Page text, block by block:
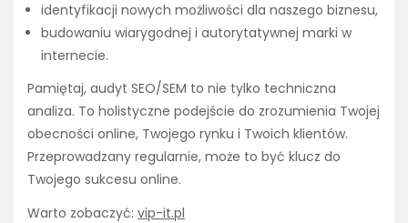
identyfikacji nowych możliwości dla naszego biznesu,
budowaniu wiarygodnej i autorytatywnej marki w
internecie.
Pamiętaj, audyt SEO/SEM to nie tylko techniczna
analiza. To holistyczne podejście do zrozumienia Twojej
obecności online, Twojego rynku i Twoich klientów.
Przeprowadzany regularnie, może to być klucz do
Twojego sukcesu online.
Warto zobaczyć: vip-it.pl